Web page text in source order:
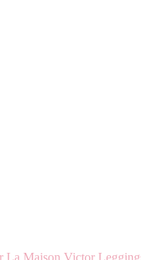
La Maison Victor